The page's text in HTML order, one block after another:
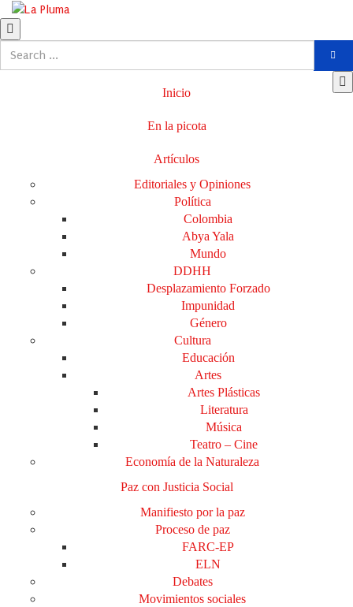
Inicio
En la picota
Artículos
Editoriales y Opiniones
Política
Colombia
Abya Yala
Mundo
DDHH
Desplazamiento Forzado
Impunidad
Género
Cultura
Educación
Artes
Artes Plásticas
Literatura
Música
Teatro – Cine
Economía de la Naturaleza
Paz con Justicia Social
Manifiesto por la paz
Proceso de paz
FARC-EP
ELN
Debates
Movimientos sociales